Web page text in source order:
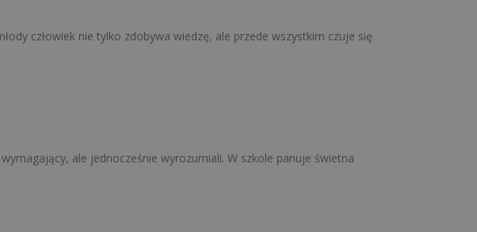
człowiek nie tylko zdobywa wiedzę, ale przede wszystkim czuje się
ale jednocześnie wyrozumiali. W szkole panuje świetna